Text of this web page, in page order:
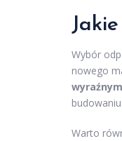
Wybór
nowego
Warto